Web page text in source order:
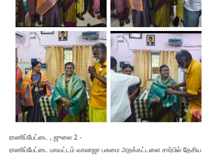
ராணிப்பேட்டை , ஜுலை 2 -
ராணிப்பேட்டை மாவட்டம் வாலாஜா பசுமை அறக்கட்டளை சார்பில் தேசிய